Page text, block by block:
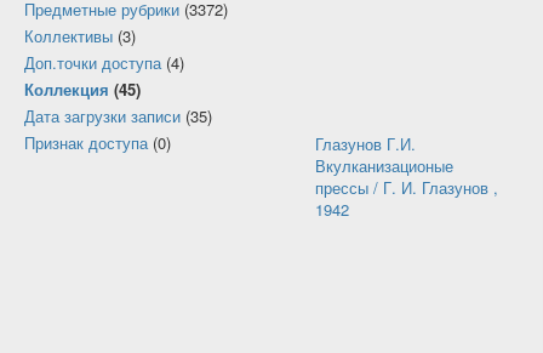
Предметные рубрики (3372)
Коллективы (3)
Доп.точки доступа(4)
Коллекция (45)
Дата загрузки записи (35)
Признак доступа(0)
Глазунов Г.И.
Вкулканизационые
прессы / Г. И. Глазунов ,
1942